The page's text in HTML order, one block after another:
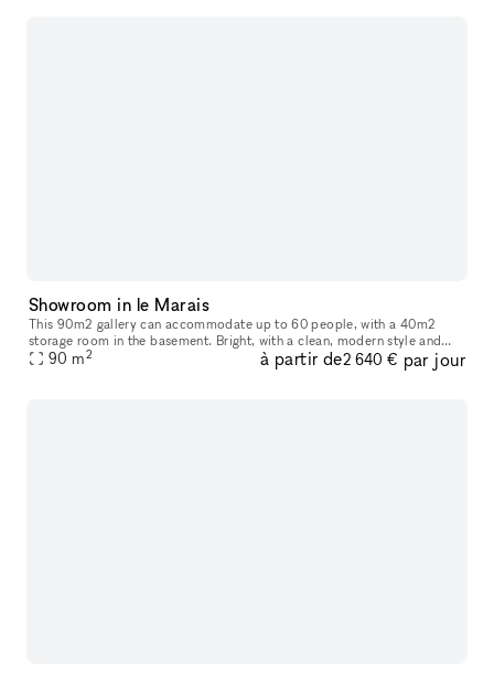
Showroom in le Marais
This 90m2 gallery can accommodate up to 60 people, with a 40m2
storage room in the basement. Bright, with a clean, modern style and
ample hanging space, this gallery is ideal for art exhibitions, sh
90 m2 à partir de2 640 € par jour